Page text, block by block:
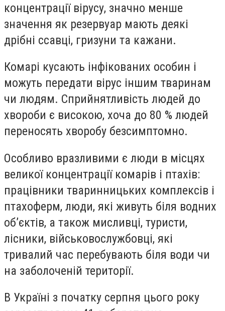
концентрації вірусу, значно менше
значення як резервуар мають деякі
дрібні ссавці, гризуни та кажани.
Комарі кусають інфікованих особин і
можуть передати вірус іншим тваринам
чи людям. Сприйнятливість людей до
хвороби є високою, хоча до 80 % людей
переносять хворобу безсимптомно.
Особливо вразливими є люди в місцях
великої концентрації комарів і птахів:
працівники тваринницьких комплексів і
птахоферм, люди, які живуть біля водних
об’єктів, а також мисливці, туристи,
лісники, військовослужбовці, які
тривалий час перебувають біля води чи
на заболоченій території.
В Україні з початку серпня цього року